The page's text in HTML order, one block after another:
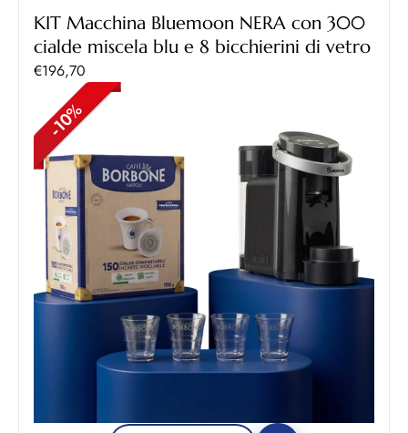
KIT Macchina Bluemoon NERA con 300
cialde miscela blu e 8 bicchierini di vetro
Prezzo scontato
€196,70